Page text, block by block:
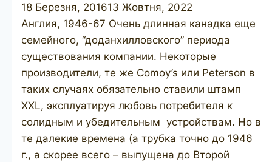
18 Березня, 201613 Жовтня, 2022
Англия, 1946-67 Очень длинная канадка еще
семейного, “доданхилловского” периода
существования компании. Некоторые
производители, те же Comoy’s или Peterson в
таких случаях обязательно ставили штамп
XXL, эксплуатируя любовь потребителя к
солидным и убедительным устройствам. Но в
те далекие времена (а трубка точно до 1946
г., а скорее всего – выпущена до Второй